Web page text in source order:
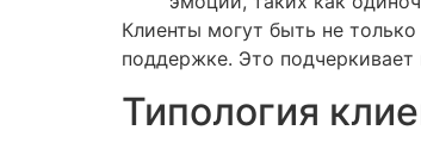
Клиенты могут быть не
поддержке. Это
Типология